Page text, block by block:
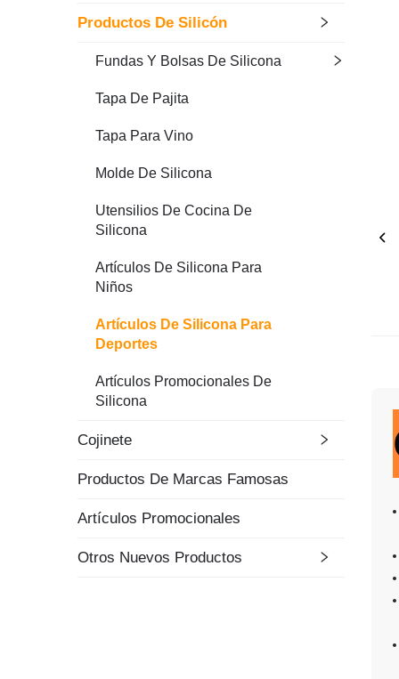
Productos De Silicón
Fundas Y Bolsas De Silicona
Tapa De Pajita
Tapa Para Vino
Molde De Silicona
Utensilios De Cocina De
Silicona
Artículos De Silicona Para
Niños
Artículos De Silicona Para
Deportes
Artículos Promocionales De
Silicona
Cojinete
Productos De Marcas Famosas
Artículos Promocionales
Otros Nuevos Productos